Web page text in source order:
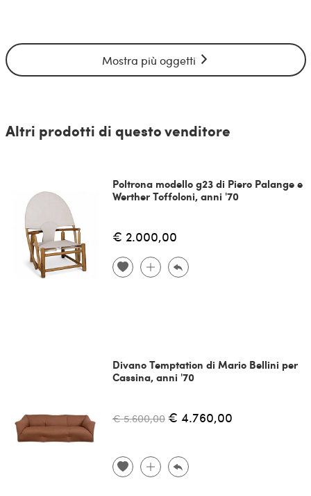
Mostra più oggetti
Altri prodotti di questo venditore
Poltrona modello g23 di Piero Palange e
Werther Toffoloni, anni '70
€ 2.000,00
Divano Temptation di Mario Bellini per
Cassina, anni '70
€ 5.600,00 € 4.760,00